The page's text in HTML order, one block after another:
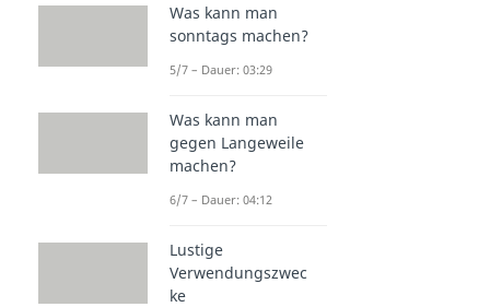
Was kann man
sonntags machen?
5/7 – Dauer: 03:29
Was kann man
gegen Langeweile
machen?
6/7 – Dauer: 04:12
Lustige
Verwendungszwec
ke